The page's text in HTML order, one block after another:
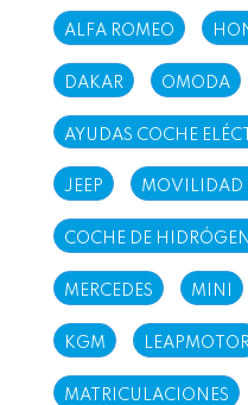
ALFA ROMEO
DAKAR OMODA
AYUDAS COCHE
JEEP MOVILIDAD
COCHE DE
MERCEDES MINI
KGM
MATRICULACIONES